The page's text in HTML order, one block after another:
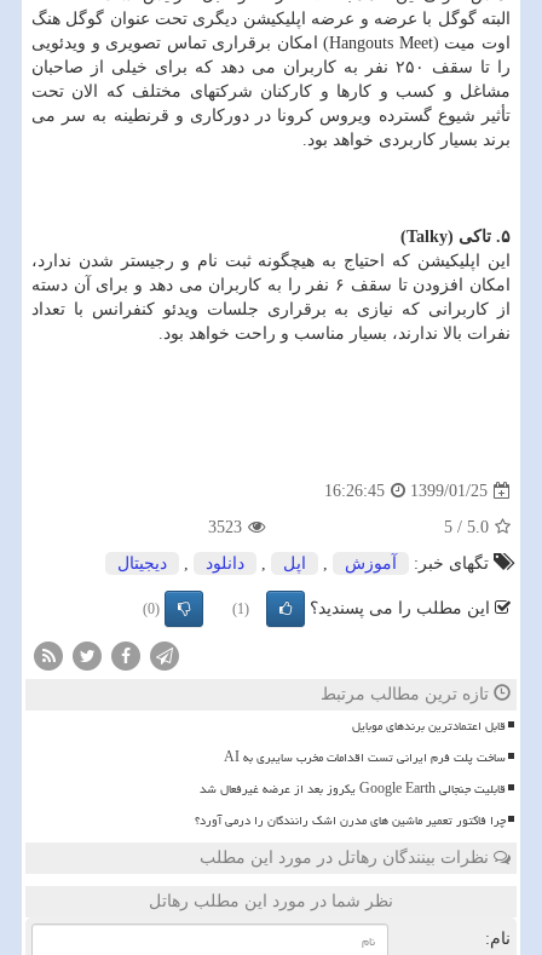
البته گوگل با عرضه و عرضه اپلیكیشن دیگری تحت عنوان گوگل هنگ
اوت میت (Hangouts Meet) امكان برقراری تماس تصویری و ویدئویی
را تا سقف ۲۵۰ نفر به كاربران می دهد كه برای خیلی از صاحبان
مشاغل و كسب و كارها و كاركنان شركتهای مختلف كه الان تحت
تأثیر شیوع گسترده ویروس كرونا در دوركاری و قرنطینه به سر می
برند بسیار كاربردی خواهد بود.
۵. تاكی (Talky)
این اپلیكیشن كه احتیاج به هیچگونه ثبت نام و رجیستر شدن ندارد،
امكان افزودن تا سقف ۶ نفر را به كاربران می دهد و برای آن دسته
از كاربرانی كه نیازی به برقراری جلسات ویدئو كنفرانس با تعداد
نفرات بالا ندارند، بسیار مناسب و راحت خواهد بود.
1399/01/25
16:26:45
5.0
/
5
3523
تگهای خبر:
آموزش , اپل , دانلود , دیجیتال
این مطلب را می پسندید؟ (1)
(0)
تازه ترین مطالب مرتبط
قابل اعتمادترین برندهای موبایل
ساخت پلت فرم ایرانی تست اقدامات مخرب سایبری به AI
قابلیت جنجالی Google Earth یکروز بعد از عرضه غیرفعال شد
چرا فاکتور تعمیر ماشین های مدرن اشک رانندگان را درمی آورد؟
نظرات بینندگان رهاتل در مورد این مطلب
نظر شما در مورد این مطلب رهاتل
نام: